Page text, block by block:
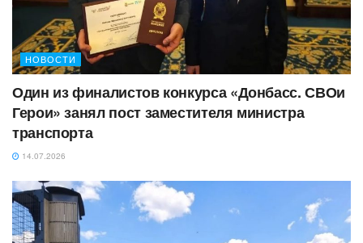
НОВОСТИ
Один из финалистов конкурса «Донбасс. СВОи
Герои» занял пост заместителя министра
транспорта
14.07.2026